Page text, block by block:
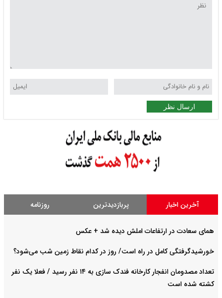
ارسال نظر
آخرین اخبار پربازدیدترین روزنامه
همای سعادت در ارتفاعات املش دیده شد + عکس
خورشیدگرفتگی کامل در راه است/ روز در کدام نقاط زمین شب می‌شود؟
تعداد مصدومان انفجار کارخانه فندک سازی به ۱۴ نفر رسید / فعلا یک نفر
کشته شده است